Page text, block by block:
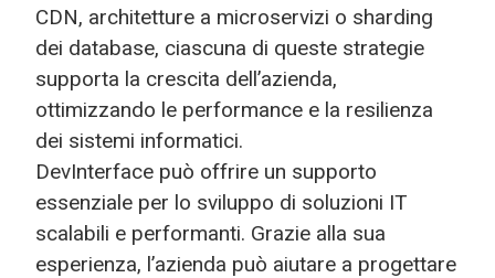
CDN, architetture a microservizi o sharding
dei database, ciascuna di queste strategie
supporta la crescita dell’azienda,
ottimizzando le performance e la resilienza
dei sistemi informatici.
DevInterface può offrire un supporto
essenziale per lo sviluppo di soluzioni IT
scalabili e performanti. Grazie alla sua
esperienza, l’azienda può aiutare a progettare